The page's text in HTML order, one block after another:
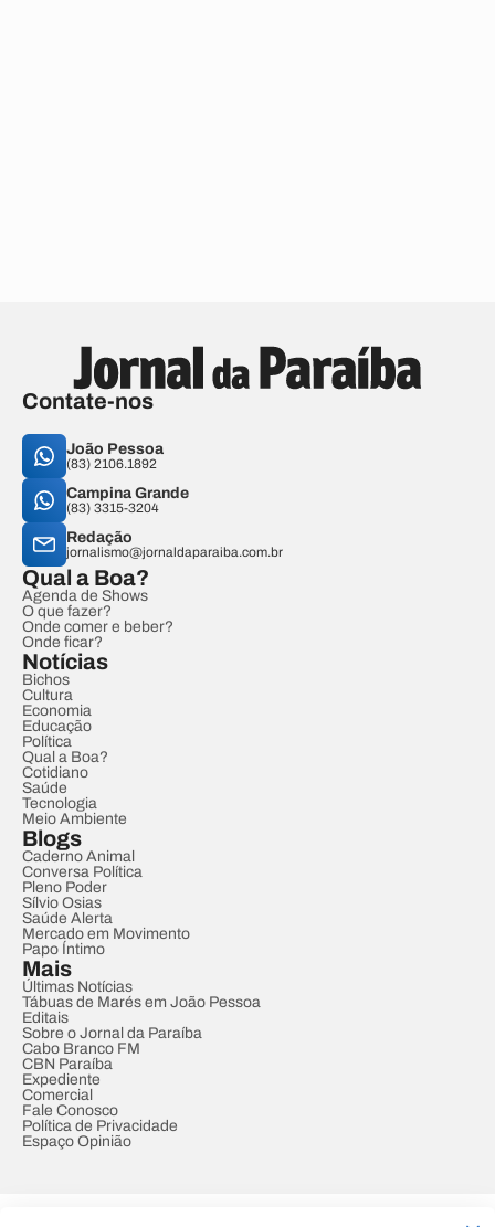
Contate-nos
João Pessoa
(83) 2106.1892
Campina Grande
(83) 3315-3204
Redação
jornalismo@jornaldaparaiba.com.br
Qual a Boa?
Agenda de Shows
O que fazer?
Onde comer e beber?
Onde ficar?
Notícias
Bichos
Cultura
Economia
Educação
Política
Qual a Boa?
Cotidiano
Saúde
Tecnologia
Meio Ambiente
Blogs
Caderno Animal
Conversa Política
Pleno Poder
Sílvio Osias
Saúde Alerta
Mercado em Movimento
Papo Íntimo
Mais
Últimas Notícias
Tábuas de Marés em João Pessoa
Editais
Sobre o Jornal da Paraíba
Cabo Branco FM
CBN Paraíba
Expediente
Comercial
Fale Conosco
Política de Privacidade
Espaço Opinião